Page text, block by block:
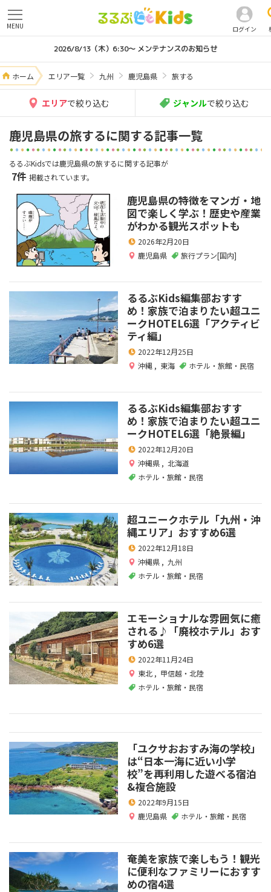
ログイン
MENU
2026/8/13（木）6:30～ メンテナンスのお知らせ
ホーム エリア一覧 九州 鹿児島県 旅する
エリアで絞り込む ジャンルで絞り込む
鹿児島県の旅するに関する記事一覧
るるぶKidsでは鹿児島県の旅するに関する記事が
7件 掲載されています。
鹿児島県の特徴をマンガ・地
図で楽しく学ぶ！歴史や産業
がわかる観光スポットも
2026年2月20日
鹿児島県
旅行プラン[国内]
るるぶKids編集部おすす
め！家族で泊まりたい超ユニ
ークHOTEL6選「アクティビ
ティ編」
2022年12月25日
沖縄 , 東海 ホテル・旅館・民宿
るるぶKids編集部おすす
め！家族で泊まりたい超ユニ
ークHOTEL6選「絶景編」
2022年12月20日
沖縄県 , 北海道
ホテル・旅館・民宿
超ユニークホテル「九州・沖
縄エリア」おすすめ6選
2022年12月18日
沖縄県 , 九州
ホテル・旅館・民宿
エモーショナルな雰囲気に癒
される♪「廃校ホテル」おす
すめ6選
2022年11月24日
東北 , 甲信越・北陸
ホテル・旅館・民宿
「ユクサおおすみ海の学校」
は“日本一海に近い小学
校”を再利用した遊べる宿泊
&複合施設
2022年9月15日
鹿児島県
ホテル・旅館・民宿
奄美を家族で楽しもう！観光
に便利なファミリーにおすす
めの宿4選